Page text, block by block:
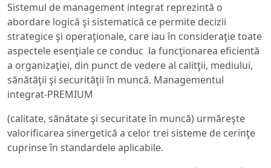
Sistemul de management integrat reprezintă o
abordare logică şi sistematică ce permite decizii
strategice şi operaţionale, care iau în consideraţie toate
aspectele esenţiale ce conduc la funcţionarea eficientă
a organizaţiei, din punct de vedere al calitţii, mediului,
sănătăţii şi securităţii în muncă. Managementul
integrat-PREMIUM
(calitate, sănătate şi securitate în muncă) urmăreşte
valorificarea sinergetică a celor trei sisteme de cerinţe
cuprinse în standardele aplicabile.